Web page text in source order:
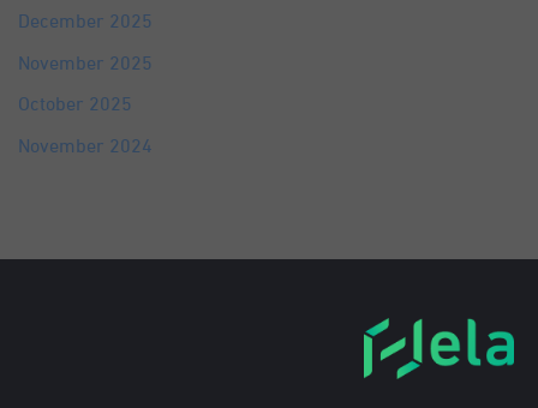
December 2025
November 2025
October 2025
November 2024